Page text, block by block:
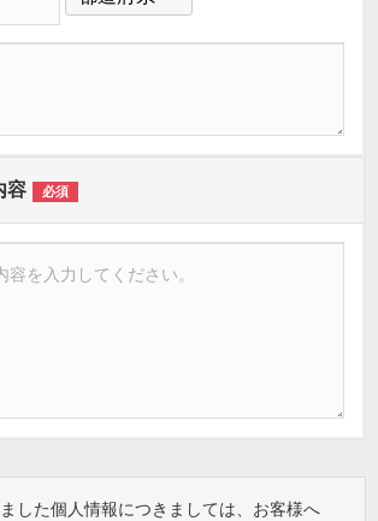
容 必須
した個人情報につきましては、お客様へ